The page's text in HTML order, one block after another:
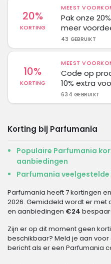
20%
KORTING
MEEST
Pak onze
meer
43 GEBRUIKT
10%
KORTING
MEEST
Code op
10% extra
634 GEBRUIKT
Korting bij Parfumania
Populaire Parfumania
aanbiedingen
Parfumania
Parfumania heeft 7 kortingen
2026. Gemiddeld wordt er met
en aanbiedingen €24
Zijn er op dit moment geen
beschikbaar? Meld je aan
bericht als er een Parfumania